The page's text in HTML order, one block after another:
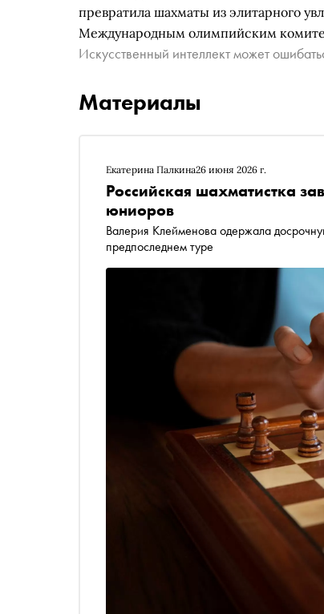
превратила шахматы из элитарного
Международным олимпийским
Искусственный интеллект может
Материалы
Екатерина Палкина26 июня 2026 г.
Российская шахматистка
юниоров
Валерия Клейменова одержала
предпоследнем туре